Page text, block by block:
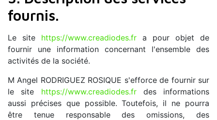
fournis.
Le site https://www.creadiodes.fr a pour objet de
fournir une information concernant l'ensemble des
activités de la société.
M Angel RODRIGUEZ ROSIQUE s'efforce de fournir sur
le site https://www.creadiodes.frdes informations
aussi précises que possible. Toutefois, il ne pourra
être tenue responsable des omissions, des